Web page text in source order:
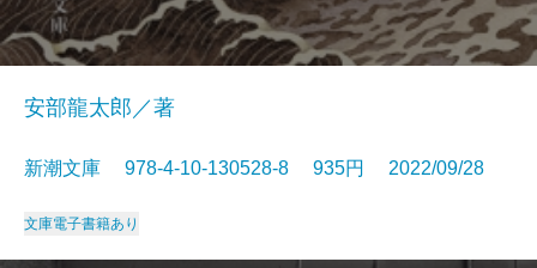
安部龍太郎／著
新潮文庫 978-4-10-130528-8 935円 2022/09/28
文庫電子書籍あり